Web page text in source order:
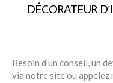
DÉCORATEUR
Besoin d'un conseil, un
via notre site ou appelez